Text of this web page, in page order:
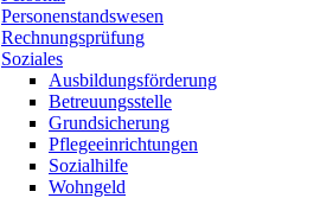
Personenstandswesen
Rechnungsprüfung
Soziales
Ausbildungsförderung
Betreuungsstelle
Grundsicherung
Pflegeeinrichtungen
Sozialhilfe
Wohngeld